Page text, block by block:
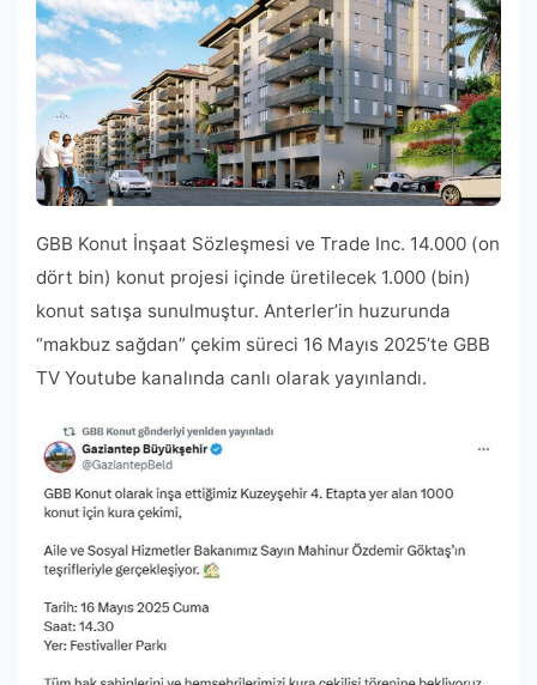
GBB Konut İnşaat Sözleşmesi ve Trade Inc. 14.000 (on
dört bin) konut projesi içinde üretilecek 1.000 (bin)
konut satışa sunulmuştur. Anterler’in huzurunda
“makbuz sağdan” çekim süreci 16 Mayıs 2025’te GBB
TV Youtube kanalında canlı olarak yayınlandı.